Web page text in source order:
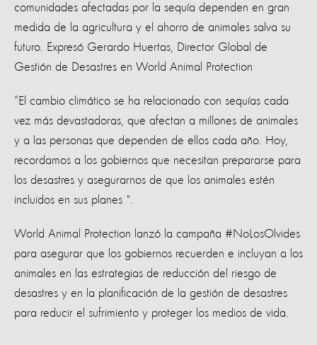
comunidades afectadas por la sequía dependen en gran
medida de la agricultura y el ahorro de animales salva su
futuro. Expresó Gerardo Huertas, Director Global de
Gestión de Desastres en World Animal Protection
“El cambio climático se ha relacionado con sequías cada
vez más devastadoras, que afectan a millones de animales
y a las personas que dependen de ellos cada año. Hoy,
recordamos a los gobiernos que necesitan prepararse para
los desastres y asegurarnos de que los animales estén
incluidos en sus planes ".
World Animal Protection lanzó la campaña #NoLosOlvides
para asegurar que los gobiernos recuerden e incluyan a los
animales en las estrategias de reducción del riesgo de
desastres y en la planificación de la gestión de desastres
para reducir el sufrimiento y proteger los medios de vida.